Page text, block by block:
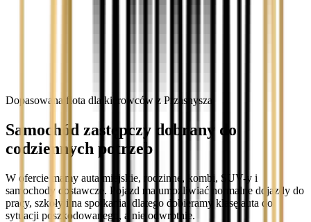
Dopasowana flota dla kierowców z Przasnysza
Samochód zastępczy dobrany do
codziennych potrzeb
W ofercie mamy auta miejskie, rodzinne, kombi, SUV-y i
samochody dostawcze. Pojazd ma umożliwiać normalne dojazdy do
pracy, szkoły i na spotkania, dlatego dobieramy klasę auta do
sytuacji poszkodowanego, a nie odwrotnie.